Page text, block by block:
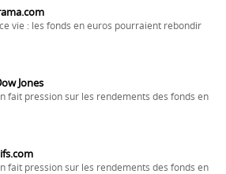
vie : les fonds en euros pourraient rebondir
Jones
fait pression sur les rendements des fonds en
fait pression sur les rendements des fonds en